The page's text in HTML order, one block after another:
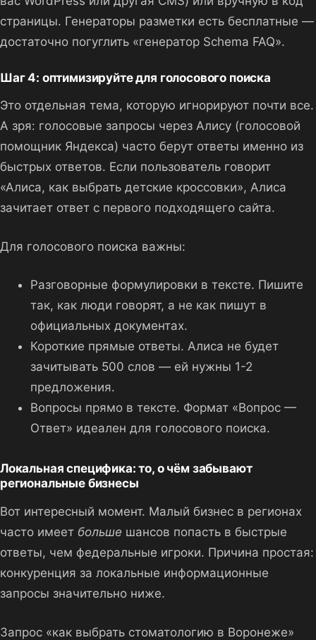
страницы. Генераторы разметки есть бесплатные —
достаточно погуглить «генератор Schema FAQ».
Шаг 4: оптимизируйте для голосового поиска
Это отдельная тема, которую игнорируют почти все.
А зря: голосовые запросы через Алису (голосовой
помощник Яндекса) часто берут ответы именно из
быстрых ответов. Если пользователь говорит
«Алиса, как выбрать детские кроссовки», Алиса
зачитает ответ с первого подходящего сайта.
Для голосового поиска важны:
Разговорные формулировки в тексте. Пишите
так, как люди говорят, а не как пишут в
официальных документах.
Короткие прямые ответы. Алиса не будет
зачитывать 500 слов — ей нужны 1-2
предложения.
Вопросы прямо в тексте. Формат «Вопрос —
Ответ» идеален для голосового поиска.
Локальная специфика: то, о чём забывают
региональные бизнесы
Вот интересный момент. Малый бизнес в регионах
часто имеет больше шансов попасть в быстрые
ответы, чем федеральные игроки. Причина простая:
конкуренция за локальные информационные
запросы значительно ниже.
Запрос «как выбрать стоматологию в Воронеже»